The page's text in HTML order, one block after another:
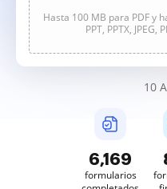
Hasta 100 MB para PDF y
PPT, PPTX, JPEG,
10
6,170
formularios